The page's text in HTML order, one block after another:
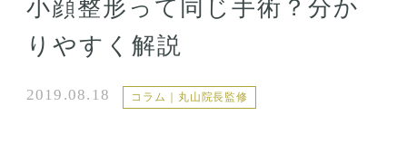
小顔整形って同じ手術？分か
りやすく解説
2019.08.18 コラム｜丸山院長監修